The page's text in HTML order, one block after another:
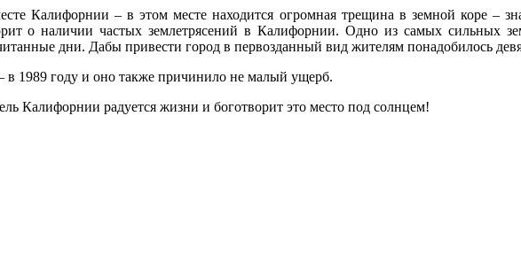
Калифорнии – в этом месте находится огромная трещина в земной коре –
о наличии частых землетрясений в Калифорнии. Одно из самых сильных
дни. Дабы привести город в первозданный вид жителям понадобилось
в 1989 году и оно также причинило не малый ущерб.
Калифорнии радуется жизни и боготворит это место под солнцем!